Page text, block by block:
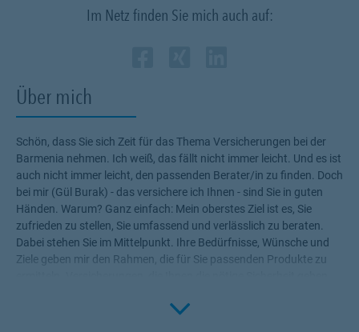
Über mich
Schön, dass Sie sich Zeit für das Thema Versicherungen bei der
Barmenia nehmen. Ich weiß, das fällt nicht immer leicht. Und es ist
auch nicht immer leicht, den passenden Berater/in zu finden. Doch
bei mir (Gül Burak) - das versichere ich Ihnen - sind Sie in guten
Händen. Warum? Ganz einfach: Mein oberstes Ziel ist es, Sie
zufrieden zu stellen, Sie umfassend und verlässlich zu beraten.
Dabei stehen Sie im Mittelpunkt. Ihre Bedürfnisse, Wünsche und
Ziele geben mir den Rahmen, die für Sie passenden Produkte zu
meinem Fachwissen, meiner Begeisterung für alle Fragen rund um
Click to
Im Netz finden Sie mich auch auf: